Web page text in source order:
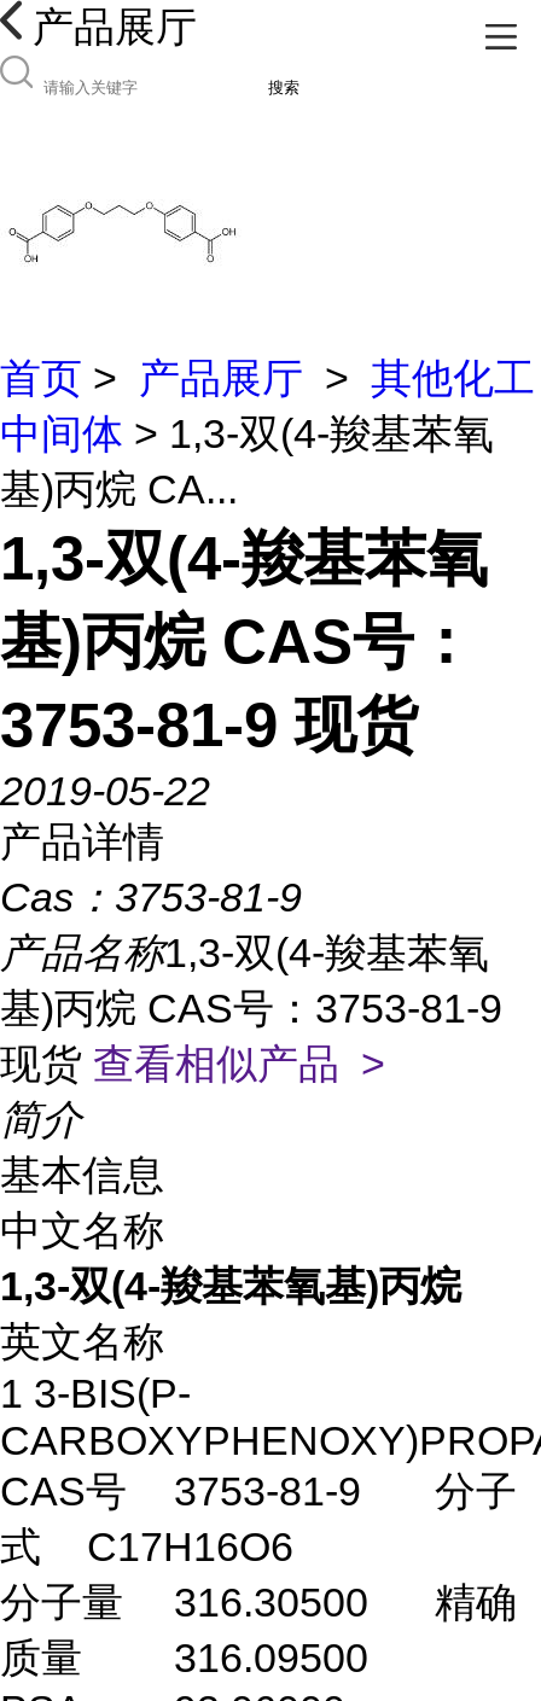
产品展厅
搜索
首页 > 产品展厅 > 其他化工
中间体 > 1,3-双(4-羧基苯氧
基)丙烷 CA...
1,3-双(4-羧基苯氧
基)丙烷 CAS号：
3753-81-9 现货
2019-05-22
产品详情
Cas： 3753-81-9
产品名称1,3-双(4-羧基苯氧
基)丙烷 CAS号：3753-81-9
现货 查看相似产品 >
简介
基本信息
中文名称
1,3-双(4-羧基苯氧基)丙烷
英文名称
1 3-BIS(P-
CAS号
3753-81-9
分子
式
C17H16O6
分子量
316.30500
精确
质量
316.09500